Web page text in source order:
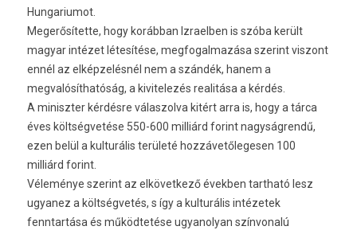
Hungariumot.
Megerősítette, hogy korábban Izraelben is szóba került
magyar intézet létesítése, megfogalmazása szerint viszont
ennél az elképzelésnél nem a szándék, hanem a
megvalósíthatóság, a kivitelezés realitása a kérdés.
A miniszter kérdésre válaszolva kitért arra is, hogy a tárca
éves költségvetése 550-600 milliárd forint nagyságrendű,
ezen belül a kulturális területé hozzávetőlegesen 100
milliárd forint.
Véleménye szerint az elkövetkező években tartható lesz
ugyanez a költségvetés, s így a kulturális intézetek
fenntartása és működtetése ugyanolyan színvonalú